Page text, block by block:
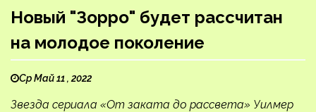
Новый "Зорро" будет рассчитан
на молодое поколение
Ср Май 11 , 2022
Звезда сериала «От заката до рассвета» Уилмер